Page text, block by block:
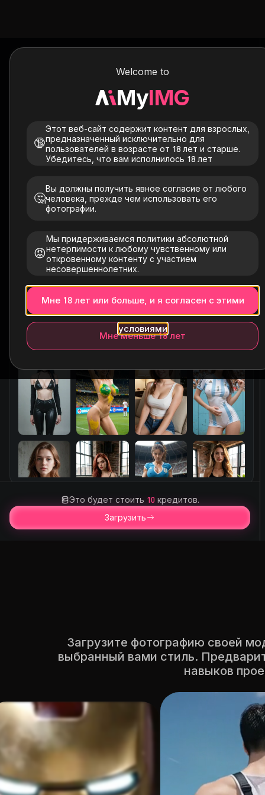
Welcome to
MyIMG
🔞
Этот веб-сайт содержит контент для взрослых,
предназначенный исключительно для
пользователей в возрасте от 18 лет и старше.
Убедитесь, что вам исполнилось 18 лет
🤔
Вы должны получить явное согласие от любого
человека, прежде чем использовать его
фотографии.
😡
Мы придерживаемся политики абсолютной
нетерпимости к любому чувственному или
откровенному контенту с участием
несовершеннолетних.
Мне 18 лет или больше, и я согласен с этими
условиями
Мне меньше 18 лет
Попробуйте эти модели
Парень
Это будет стоить 10кредитов.
Загрузить
Загрузите фотографию своей
выбранный вами стиль.
навыков